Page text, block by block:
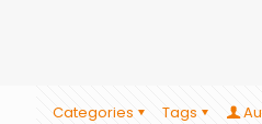
Categories Tags